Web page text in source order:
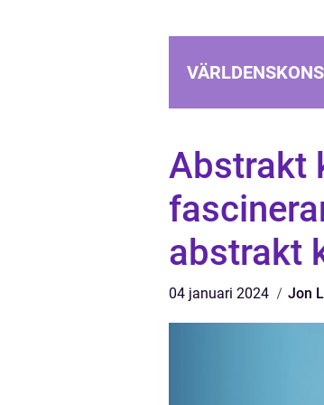
Abstrakt
abstrakt
04 januari 2024 Jon